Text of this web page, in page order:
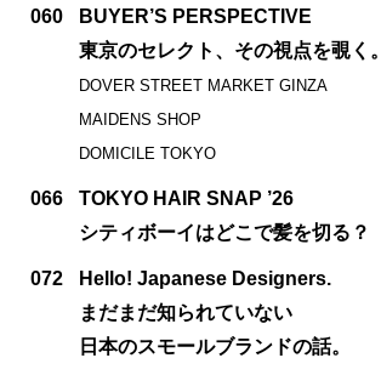
060
BUYER’S PERSPECTIVE
東京のセレクト、その視点を覗く。
DOVER STREET MARKET GINZA
MAIDENS SHOP
DOMICILE TOKYO
066
TOKYO HAIR SNAP ’26
シティボーイはどこで髪を切る？
072
Hello! Japanese Designers.
まだまだ知られていない
日本のスモールブランドの話。